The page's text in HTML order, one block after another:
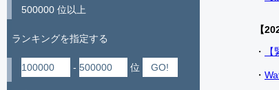
【
・
・
500000 位以上
ランキングを指定する
- 位